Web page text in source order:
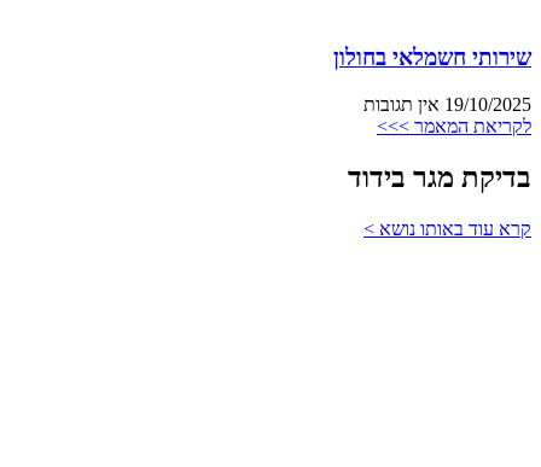
שירותי חשמלאי בחולון
19/10/2025 אין תגובות
לקריאת המאמר >>>
בדיקת מגר בידוד
קרא עוד באותו נושא >